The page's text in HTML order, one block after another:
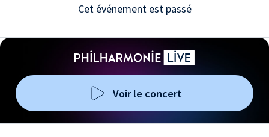
Cet événement est passé
Voir le concert